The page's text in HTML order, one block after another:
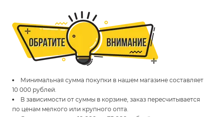
Минимальная сумма покупки в нашем магазине составляет
10 000 рублей.
В зависимости от суммы в корзине, заказ пересчитывается
по ценам мелкого или крупного опта.